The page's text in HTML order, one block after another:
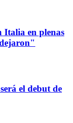
en plenas
el debut de